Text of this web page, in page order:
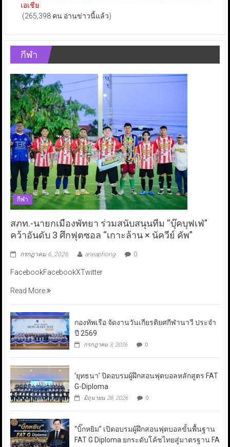
เอเชีย
(265,398 คน อ่านข่าวนี้แล้ว)
กีฬา
กีฬา
สภท.-นายกเมืองพัทยา ร่วมสนับสนุนทีม “บุ๊คบุฟเฟ่”
คว้าอันดับ 3 ศึกฟุตซอล “เกาะล้าน × นัควีย์ คัพ”
กรกฎาคม 6, 2026 aneaphong 0
FacebookFacebookXTwitter
Read More
กองทัพเรือ จัดงานวันเกียรติยศกีฬานาวี ประจำ
ปี 2569
กรกฎาคม 3, 2026 0
‘ยุทธนา’ ปิดอบรมผู้ฝึกสอนฟุตบอลหลักสูตร FAT
G-Diploma
มิถุนายน 28, 2026 0
“บิ๊กหยิม” เปิดอบรมผู้ฝึกสอนฟุตบอลขั้นพื้นฐาน
FAT G Diploma ยกระดับโค้ชไทยสู่มาตรฐาน FA